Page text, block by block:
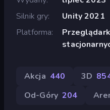
Silnik gry
Unity 2021
Platforma
Akcja 440 3D
Od-Góry 204